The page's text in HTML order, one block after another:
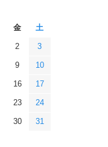
金 土
2 3
9 10
16 17
23 24
30 31